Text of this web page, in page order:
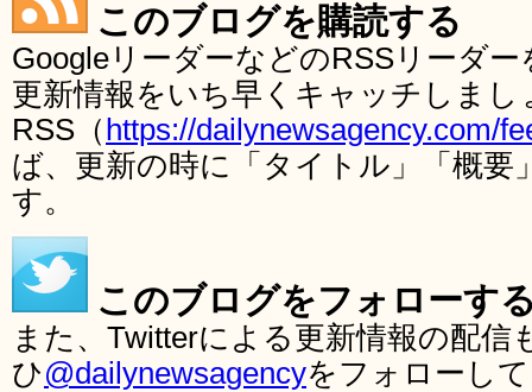
このブログを購読する
GoogleリーダーなどのRSSリーダ
更新情報をいち早くキャッチしま
RSS（ https://dailynewsagency.com/
ば、更新の時に「タイトル」「概要
す。
このブログをフォローす
また、Twitterによる更新情報の配
ひ@dailynewsagencyをフォローし